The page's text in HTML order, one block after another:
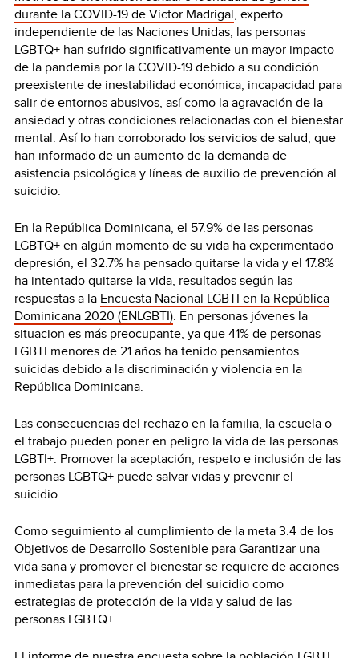
durante la COVID-19 de Victor Madrigal, experto
independiente de las Naciones Unidas, las personas
LGBTQ+ han sufrido significativamente un mayor impacto
de la pandemia por la COVID-19 debido a su condición
preexistente de inestabilidad económica, incapacidad para
salir de entornos abusivos, así como la agravación de la
ansiedad y otras condiciones relacionadas con el bienestar
mental. Así lo han corroborado los servicios de salud, que
han informado de un aumento de la demanda de
asistencia psicológica y líneas de auxilio de prevención al
suicidio.
En la República Dominicana, el 57.9% de las personas
LGBTQ+ en algún momento de su vida ha experimentado
depresión, el 32.7% ha pensado quitarse la vida y el 17.8%
ha intentado quitarse la vida, resultados según las
respuestas a la Encuesta Nacional LGBTI en la República
Dominicana 2020 (ENLGBTI). En personas jóvenes la
situacion es más preocupante, ya que 41% de personas
LGBTI menores de 21 años ha tenido pensamientos
suicidas debido a la discriminación y violencia en la
República Dominicana.
Las consecuencias del rechazo en la familia, la escuela o
el trabajo pueden poner en peligro la vida de las personas
LGBTI+. Promover la aceptación, respeto e inclusión de las
personas LGBTQ+ puede salvar vidas y prevenir el
suicidio.
Como seguimiento al cumplimiento de la meta 3.4 de los
Objetivos de Desarrollo Sostenible para Garantizar una
vida sana y promover el bienestar se requiere de acciones
inmediatas para la prevención del suicidio como
estrategias de protección de la vida y salud de las
personas LGBTQ+.